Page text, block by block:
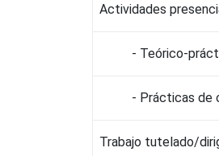
Actividades
- Teórico-
- Prácticas de
Trabajo tutelado/